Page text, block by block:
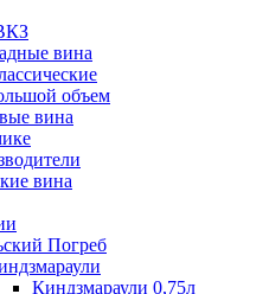
вина
объем
вина
вина
Погреб
Киндзмараули 0,75л